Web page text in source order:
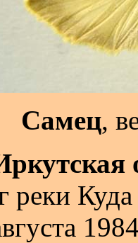
Самец,
реки